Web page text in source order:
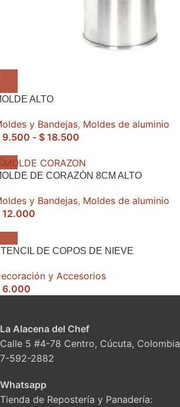
ALTO
y Bandejas, Moldes de aluminio
9.500 - $ 18.500
DE CORAZÓN 8CM ALTO
y Bandejas, Moldes de aluminio
12.000
DE COPOS DE NIEVE
y Accesorios
6.000
La Alacena del Chef
Calle 5 #4-78 Centro, Cúcuta, Colombia
7-592-2882
Whatsapp
Tienda de Repostería y Panadería: